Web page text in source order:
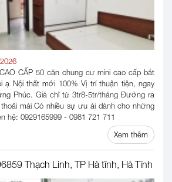
CẤP 50 căn chung cư mini cao cấp bắt
ạ Nội thất mới 100% Vị trí thuận tiện, ngay
Phúc. Giá chỉ từ 3tr8-5tr/tháng Đường ra
mái Có nhiều sự ưu ái dành cho những
hệ: 0929165999 - 0981 721 711
Xem thêm
Thạch Linh, TP Hà tĩnh, Hà Tĩnh